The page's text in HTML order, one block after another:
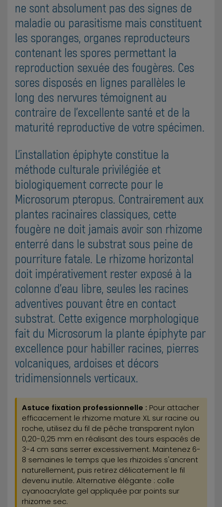
ne sont absolument pas des signes de
maladie ou parasitisme mais constituent
les sporanges, organes reproducteurs
contenant les spores permettant la
reproduction sexuée des fougères. Ces
sores disposés en lignes parallèles le
long des nervures témoignent au
contraire de l'excellente santé et de la
maturité reproductive de votre spécimen.
L'installation épiphyte constitue la
méthode culturale privilégiée et
biologiquement correcte pour le
Microsorum pteropus. Contrairement aux
plantes racinaires classiques, cette
fougère ne doit jamais avoir son rhizome
enterré dans le substrat sous peine de
pourriture fatale. Le rhizome horizontal
doit impérativement rester exposé à la
colonne d'eau libre, seules les racines
adventives pouvant être en contact
substrat. Cette exigence morphologique
fait du Microsorum la plante épiphyte par
excellence pour habiller racines, pierres
volcaniques, ardoises et décors
tridimensionnels verticaux.
Astuce fixation professionnelle : Pour attacher
efficacement le rhizome mature XL sur racine ou
roche, utilisez du fil de pêche transparent nylon
0,20-0,25 mm en réalisant des tours espacés de
3-4 cm sans serrer excessivement. Maintenez 6-
8 semaines le temps que les rhizoïdes s'ancrent
naturellement, puis retirez délicatement le fil
devenu inutile. Alternative élégante : colle
cyanoacrylate gel appliquée par points sur
rhizome sec.